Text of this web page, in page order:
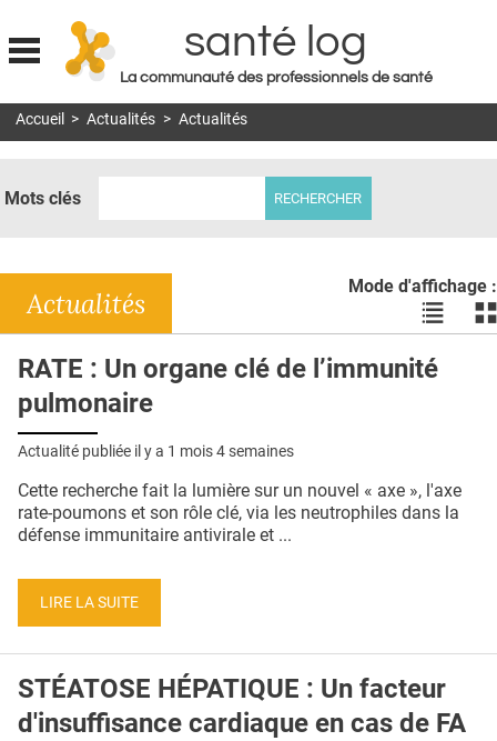
Jump to navigation
santé log
La communauté des professionnels de santé
MON COMPTE
DOSSIERS
RÉSEAUX
E-REVUE SAD
THÉMA
QUI SOMMES-NOUS ?
CONDITIONS GÉNÉRALES
CRÉDITS
Accueil > Actualités > Actualités
Mots clés
Mode d'affichage :
Voir
les
en
les
Actualités
RATE : Un organe clé de l’immunité
pulmonaire
Actualité publiée il y a 1 mois 4 semaines
Cette recherche fait la lumière sur un nouvel « axe », l'axe
rate-poumons et son rôle clé, via les neutrophiles dans la
défense immunitaire antivirale et ...
LIRE LA SUITE
STÉATOSE HÉPATIQUE : Un facteur
d'insuffisance cardiaque en cas de FA